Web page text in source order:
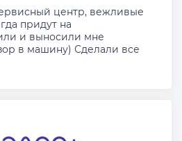
центр, вежливые
придут на
и выносили мне
в машину) Сделали все